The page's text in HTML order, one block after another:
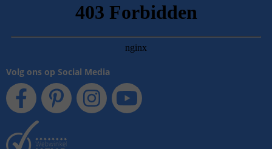
Volg ons op Social Media